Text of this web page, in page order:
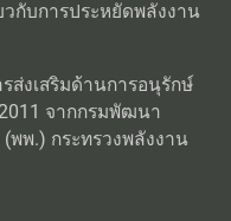
วกับการประหยัดพลังงาน
ส่งเสริมด้านการอนุรักษ์
จากกรมพัฒนา
พ.) กระทรวงพลังงาน